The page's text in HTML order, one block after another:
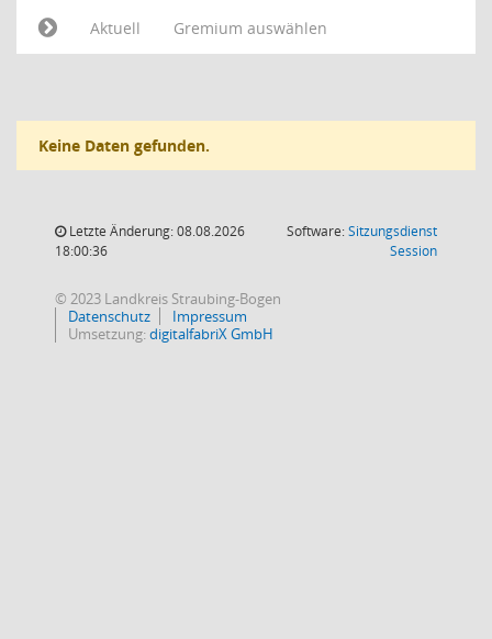
Aktuell
Gremium auswählen
Keine Daten gefunden.
Letzte Änderung: 08.08.2026
18:00:36
Software:Sitzungsdienst
Session(Wird in
© 2023 Landkreis Straubing-Bogen
Datenschutz
Impressum
Umsetzung:digitalfabriX GmbH